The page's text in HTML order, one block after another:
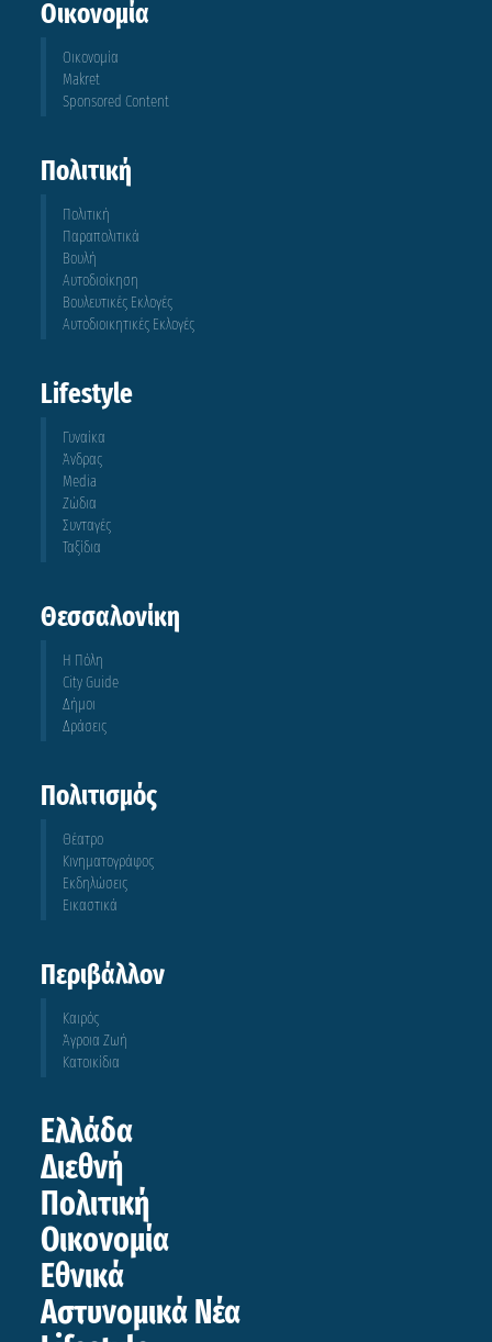
Οικονομία
Οικονομία
Makret
Sponsored Content
Πολιτική
Πολιτική
Παραπολιτικά
Βουλή
Αυτοδιοίκηση
Βουλευτικές Εκλογές
Αυτοδιοικητικές Εκλογές
Lifestyle
Γυναίκα
Άνδρας
Media
Ζώδια
Συνταγές
Ταξίδια
Θεσσαλονίκη
Η Πόλη
City Guide
Δήμοι
Δράσεις
Πολιτισμός
Θέατρο
Κινηματογράφος
Εκδηλώσεις
Εικαστικά
Περιβάλλον
Καιρός
Άγροια Ζωή
Κατοικίδια
Ελλάδα
Διεθνή
Πολιτική
Οικονομία
Εθνικά
Αστυνομικά Νέα